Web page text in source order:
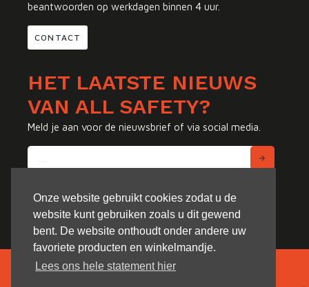
Onze website gebruikt cookies zodat u de
website kunt gebruiken zoals u dit gewend
bent. De website onthoudt onder andere uw
favoriete producten en winkelmandje.
Lees ons hele statement hier
beantwoorden op werkdagen binnen 4 uur.
CONTACT
HET LAATSTE NIEUWS
VAN ALL SAFETY?
Meld je aan voor de nieuwsbrief of via social media.